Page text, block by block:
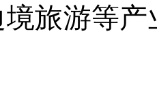
旅游等